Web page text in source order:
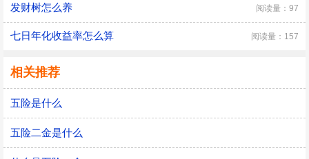
发财树怎么养 阅读量：97
七日年化收益率怎么算 阅读量：157
相关推荐
五险是什么
五险二金是什么